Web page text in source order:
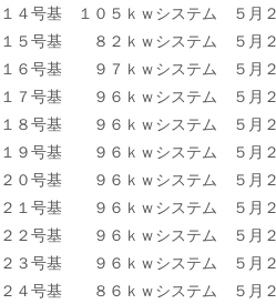
１４号基 １０５ｋｗシステム ５月
１５号基 ８２ｋｗシステム ５月
１６号基 ９７ｋｗシステム ５月
１７号基 ９６ｋｗシステム ５
１８号基 ９６ｋｗシステム ５月
１９号基 ９６ｋｗシステム ５月
２０号基 ９６ｋｗシステム ５月
２１号基 ９６ｋｗシステム ５月
２２号基 ９６ｋｗシステム ５月
２３号基 ９６ｋｗシステム ５月
２４号基 ８６ｋｗシステム ５月